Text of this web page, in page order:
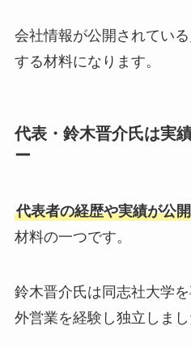
会社情報が公開されてい
する材料になります。
代表・鈴木晋介氏は実
ー
代表者の経歴や実績が公
材料の一つです。
鈴木晋介氏は同志社大学
外営業を経験し独立しまし